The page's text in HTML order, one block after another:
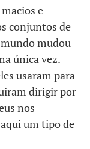
e
conjuntos de
mudou
única vez.
usaram para
dirigir por
nos
um tipo de